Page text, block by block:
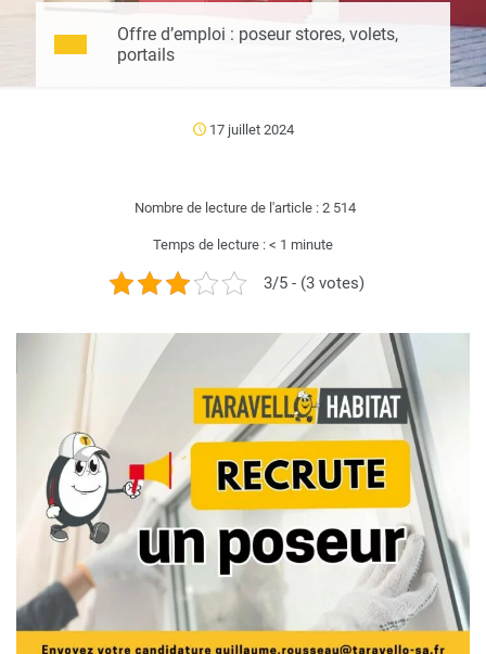
Offre d’emploi : poseur stores, volets,
portails
17 juillet 2024
Nombre de lecture de l'article : 2 514
Temps de lecture : < 1 minute
3/5 - (3 votes)